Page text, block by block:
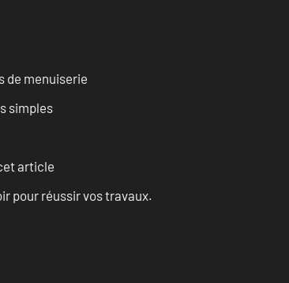
de menuiserie
simples
article
pour réussir vos travaux.